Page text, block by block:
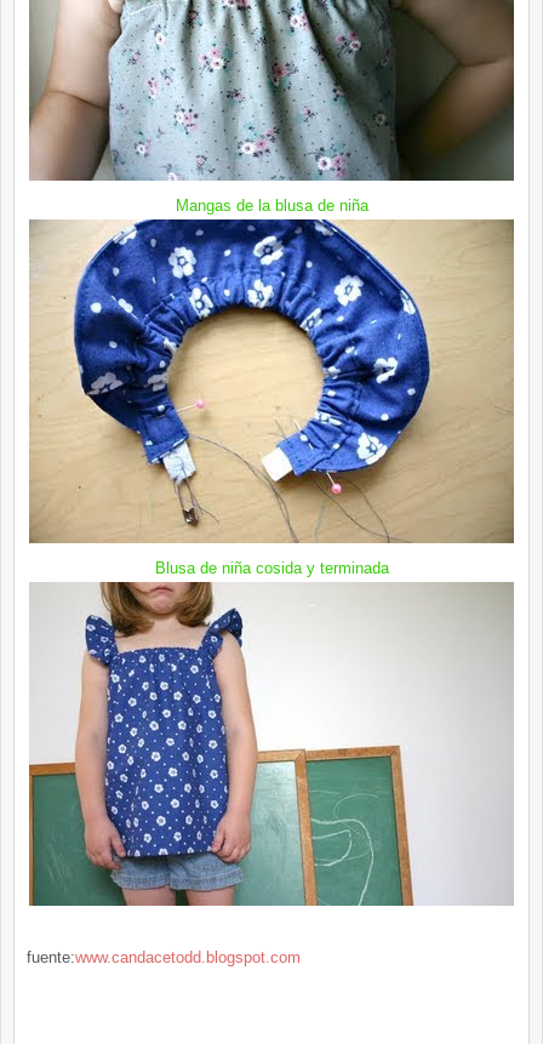
Mangas de la blusa de niña
Blusa de niña cosida y terminada
fuente:www.candacetodd.blogspot.com